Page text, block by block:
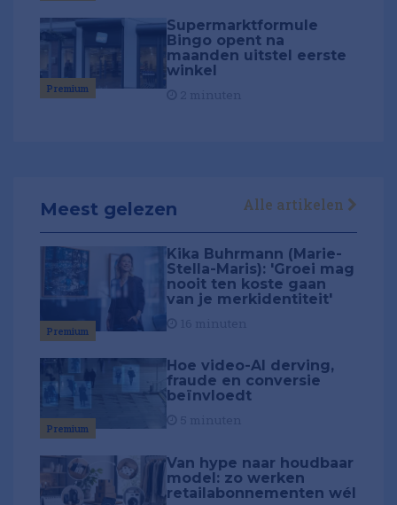
Premium
Supermarktformule
Bingo opent na
maanden uitstel eerste
winkel
Meest gelezen Alle artikelen
Premium
Kika Buhrmann (Marie-
Stella-Maris): 'Groei mag
nooit ten koste gaan
van je merkidentiteit'
Premium
Hoe video-AI derving,
fraude en conversie
beïnvloedt
Van hype naar houdbaar
model: zo werken
retailabonnementen wél